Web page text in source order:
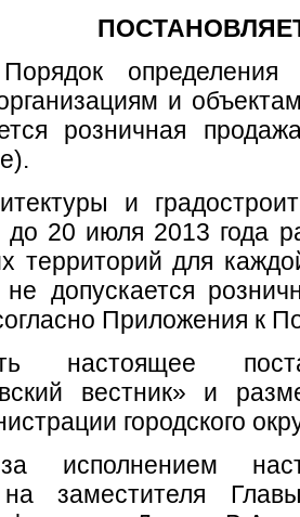
и
розничная
и
20 июля 2013 года
территорий для
допускается
Приложения к
настоящее
вестник» и
городского
исполнением
заместителя